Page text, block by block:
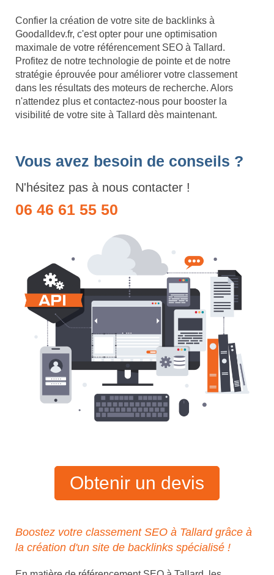
Confier la création de votre site de backlinks à
Goodalldev.fr, c'est opter pour une optimisation
maximale de votre référencement SEO à Tallard.
Profitez de notre technologie de pointe et de notre
stratégie éprouvée pour améliorer votre classement
dans les résultats des moteurs de recherche. Alors
n'attendez plus et contactez-nous pour booster la
visibilité de votre site à Tallard dès maintenant.
Vous avez besoin de conseils ?
N'hésitez pas à nous contacter !
06 46 61 55 50
Obtenir un devis
Boostez votre classement SEO à Tallard grâce à
la création d'un site de backlinks spécialisé !